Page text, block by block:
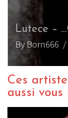
Lutece –
By Born666 /
Ces
aussi vous